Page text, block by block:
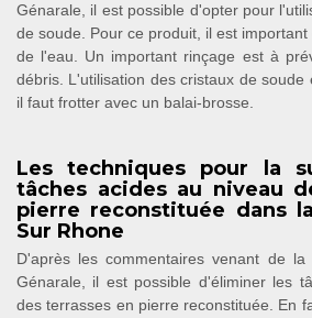
Génarale, il est possible d'opter pour
de soude. Pour ce produit, il est
de l'eau. Un important rinçage est à
débris. L'utilisation des cristaux de soude
il faut frotter avec un balai-brosse.
Les techniques pour la
tâches acides au niveau
pierre reconstituée dans
Sur Rhone
D'après les commentaires venant de la
Génarale, il est possible d'éliminer les
des terrasses en pierre reconstituée. En